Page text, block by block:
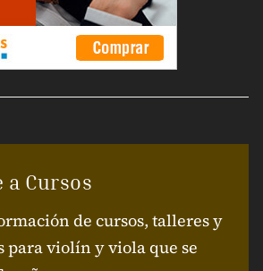
a Cursos
de cursos, talleres y
para violín y viola que se